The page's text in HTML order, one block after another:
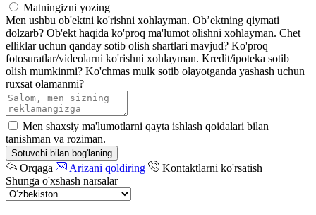
Matningizni yozing
Men ushbu ob'ektni ko'rishni xohlayman. Ob’ektning qiymati
dolzarb? Ob'ekt haqida ko'proq ma'lumot olishni xohlayman. Chet
elliklar uchun qanday sotib olish shartlari mavjud? Ko'proq
fotosuratlar/videolarni ko'rishni xohlayman. Kredit/ipoteka sotib
olish mumkinmi? Ko'chmas mulk sotib olayotganda yashash uchun
ruxsat olamanmi?
Men shaxsiy ma'lumotlarni qayta ishlash qoidalari bilan
tanishman va roziman.
Sotuvchi bilan bog'laning
Orqaga Arizani qoldiring
Kontaktlarni ko'rsatish
Shunga o'xshash narsalar